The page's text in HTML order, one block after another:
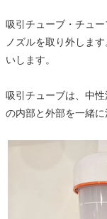
吸引チューブ・チュ
ノズルを取り外しま
いします。
吸引チューブは、中
の内部と外部を一緒に